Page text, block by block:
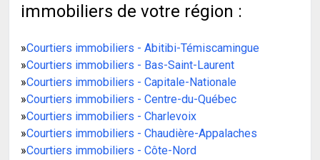
immobiliers de votre région :
»Courtiers immobiliers - Abitibi-Témiscamingue
»Courtiers immobiliers - Bas-Saint-Laurent
»Courtiers immobiliers - Capitale-Nationale
»Courtiers immobiliers - Centre-du-Québec
»Courtiers immobiliers - Charlevoix
»Courtiers immobiliers - Chaudière-Appalaches
»Courtiers immobiliers - Côte-Nord